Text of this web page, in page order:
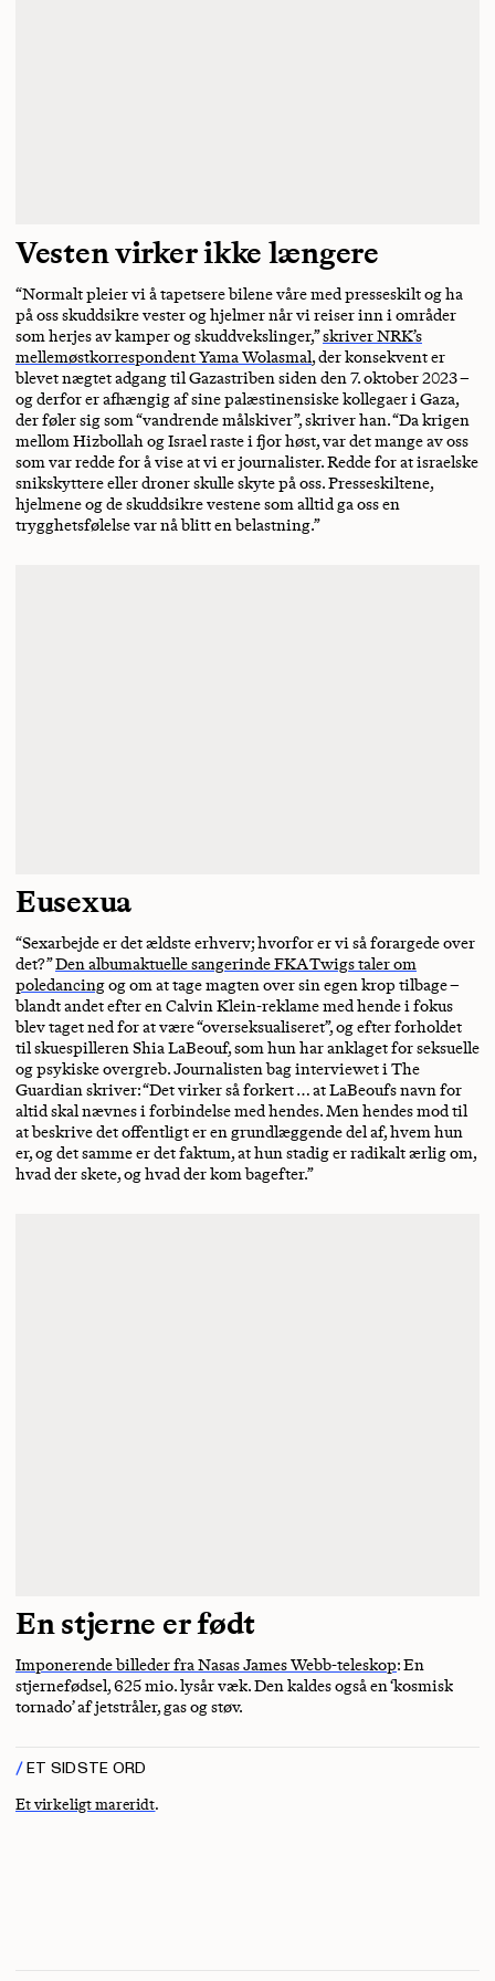
Vesten virker ikke længere
“Normalt pleier vi å tapetsere bilene våre med presseskilt og ha
på oss skuddsikre vester og hjelmer når vi reiser inn i områder
som herjes av kamper og skuddvekslinger,”skriver NRK’s
mellemøstkorrespondent Yama Wolasmal, der konsekvent er
blevet nægtet adgang til Gazastriben siden den 7. oktober 2023 –
og derfor er afhængig af sine palæstinensiske kollegaer i Gaza,
der føler sig som “vandrende målskiver”, skriver han. “Da krigen
mellom Hizbollah og Israel raste i fjor høst, var det mange av oss
som var redde for å vise at vi er journalister. Redde for at israelske
snikskyttere eller droner skulle skyte på oss. Presseskiltene,
hjelmene og de skuddsikre vestene som alltid ga oss en
trygghetsfølelse var nå blitt en belastning.”
Eusexua
“Sexarbejde er det ældste erhverv; hvorfor er vi så forargede over
det?”Den albumaktuelle sangerinde FKA Twigs taler om
poledancingog om at tage magten over sin egen krop tilbage –
blandt andet efter en Calvin Klein-reklame med hende i fokus
blev taget ned for at være “overseksualiseret”, og efter forholdet
til skuespilleren Shia LaBeouf, som hun har anklaget for seksuelle
og psykiske overgreb. Journalisten bag interviewet i The
Guardian skriver: “Det virker så forkert … at LaBeoufs navn for
altid skal nævnes i forbindelse med hendes. Men hendes mod til
at beskrive det offentligt er en grundlæggende del af, hvem hun
er, og det samme er det faktum, at hun stadig er radikalt ærlig om,
hvad der skete, og hvad der kom bagefter.”
En stjerne er født
Imponerende billeder fra Nasas James Webb-teleskop: En
stjernefødsel, 625 mio. lysår væk. Den kaldes også en ‘kosmisk
tornado’ af jetstråler, gas og støv.
ET SIDSTE ORD
Et virkeligt mareridt.